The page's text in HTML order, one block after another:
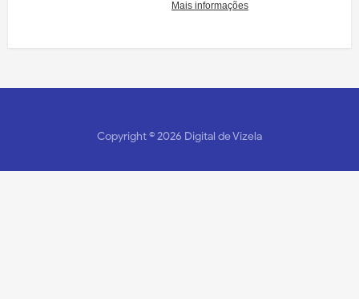
Copyright ©2026 Digital de Vizela